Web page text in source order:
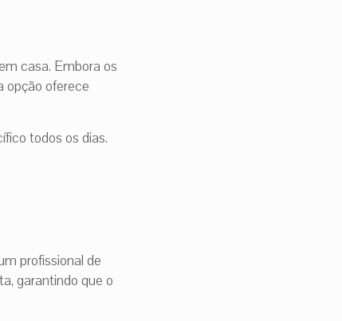
casa. Embora os
opção oferece
todos os dias.
profissional de
garantindo que o